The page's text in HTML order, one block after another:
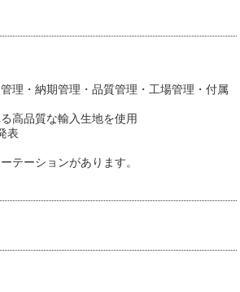
理・納期管理・品質管理・工場管理・付属
高品質な輸入生地を使用
表
テーションがあります。